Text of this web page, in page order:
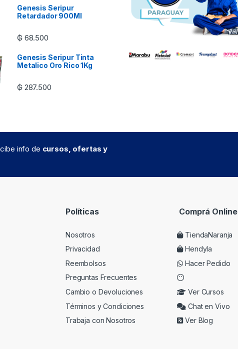
Genesis Seripur
Retardador 900Ml
₲ 68.500
Genesis Seripur Tinta
Metalico Oro Rico 1Kg
₲ 287.500
info de cursos, ofertas y
Políticas
Nosotros
Privacidad
Reembolsos
Preguntas Frecuentes
Cambio o Devoluciones
Términos y Condiciones
Trabaja con Nosotros
Comprá Online
TiendaNaranja
Hendyla
Hacer Pedido
Ver Cursos
Chat en Vivo
Ver Blog